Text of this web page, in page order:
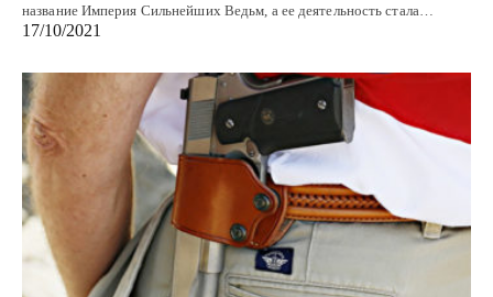
название Империя Сильнейших Ведьм, а ее деятельность стала…
17/10/2021